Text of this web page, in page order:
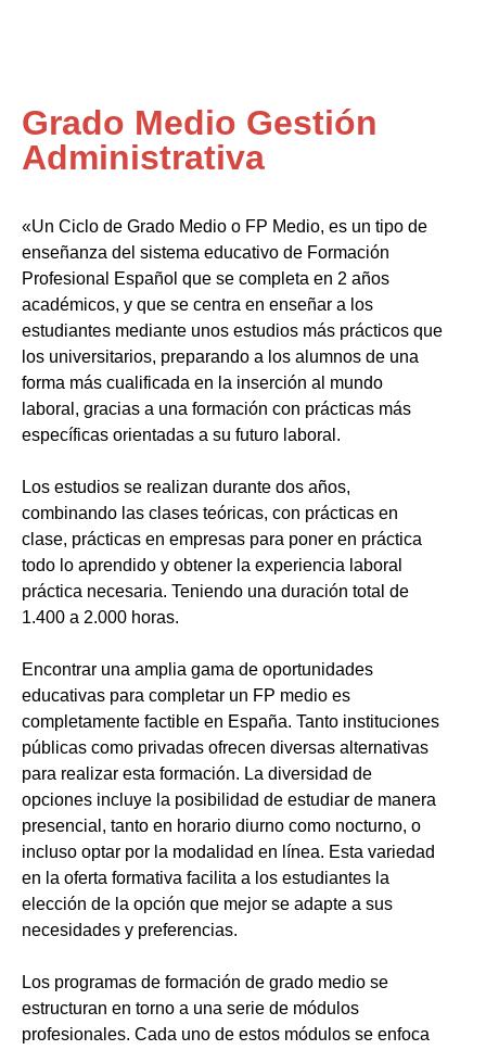
Grado Medio Gestión
Administrativa
«Un Ciclo de Grado Medio o FP Medio, es un tipo de
enseñanza del sistema educativo de Formación
Profesional Español que se completa en 2 años
académicos, y que se centra en enseñar a los
estudiantes mediante unos estudios más prácticos que
los universitarios, preparando a los alumnos de una
forma más cualificada en la inserción al mundo
laboral, gracias a una formación con prácticas más
específicas orientadas a su futuro laboral.
Los estudios se realizan durante dos años,
combinando las clases teóricas, con prácticas en
clase, prácticas en empresas para poner en práctica
todo lo aprendido y obtener la experiencia laboral
práctica necesaria. Teniendo una duración total de
1.400 a 2.000 horas.
Encontrar una amplia gama de oportunidades
educativas para completar un FP medio es
completamente factible en España. Tanto instituciones
públicas como privadas ofrecen diversas alternativas
para realizar esta formación. La diversidad de
opciones incluye la posibilidad de estudiar de manera
presencial, tanto en horario diurno como nocturno, o
incluso optar por la modalidad en línea. Esta variedad
en la oferta formativa facilita a los estudiantes la
elección de la opción que mejor se adapte a sus
necesidades y preferencias.
Los programas de formación de grado medio se
estructuran en torno a una serie de módulos
profesionales. Cada uno de estos módulos se enfoca